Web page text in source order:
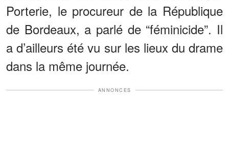
Porterie, le procureur de la République
de Bordeaux, a parlé de “féminicide”. Il
a d’ailleurs été vu sur les lieux du drame
dans la même journée.
ANNONCES